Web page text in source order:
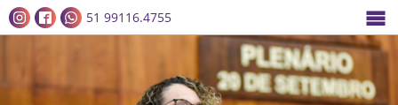
51 99116.4755